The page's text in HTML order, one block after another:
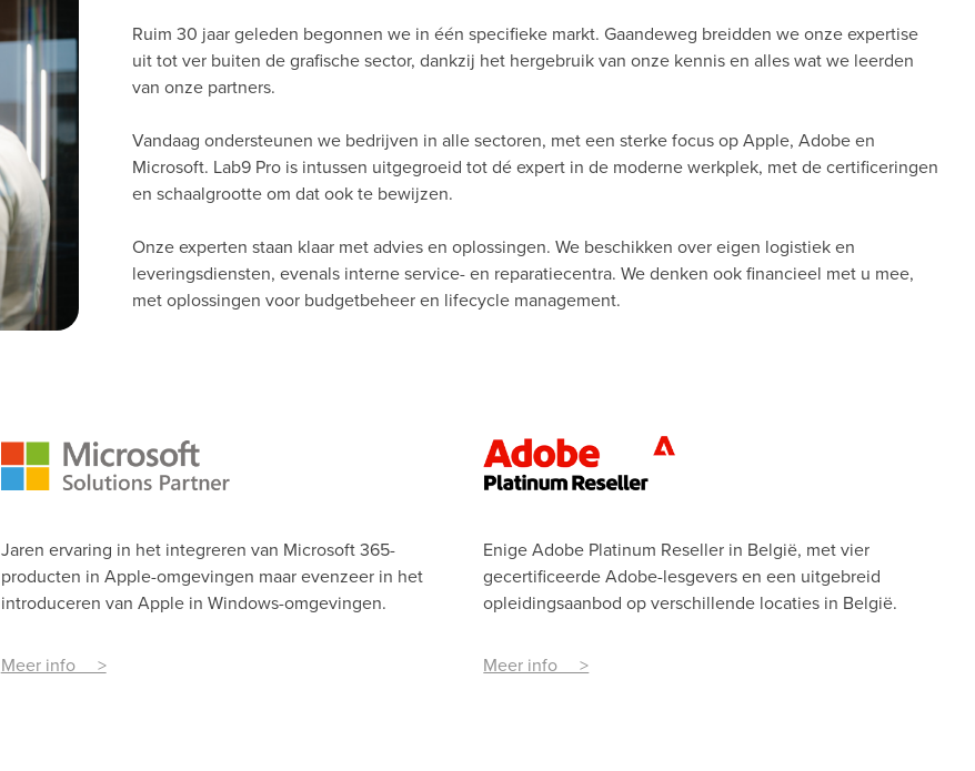
Ruim 30 jaar geleden begonnen we in één specifieke markt. Gaandeweg breidden we onze expertise
uit tot ver buiten de grafische sector, dankzij het hergebruik van onze kennis en alles wat we leerden
van onze partners.
Vandaag ondersteunen we bedrijven in alle sectoren, met een sterke focus op Apple, Adobe en
Microsoft. Lab9 Pro is intussen uitgegroeid tot dé expert in de moderne werkplek, met de certificeringen
en schaalgrootte om dat ook te bewijzen.
Onze experten staan klaar met advies en oplossingen. We beschikken over eigen logistiek en
leveringsdiensten, evenals interne service- en reparatiecentra. We denken ook financieel met u mee,
met oplossingen voor budgetbeheer en lifecycle management.
Jaren ervaring in het integreren van Microsoft 365-
producten in Apple-omgevingen maar evenzeer in het
introduceren van Apple in Windows-omgevingen.
Meer info >
Enige Adobe Platinum Reseller in België, met vier
gecertificeerde Adobe-lesgevers en een uitgebreid
opleidingsaanbod op verschillende locaties in België.
Meer info >